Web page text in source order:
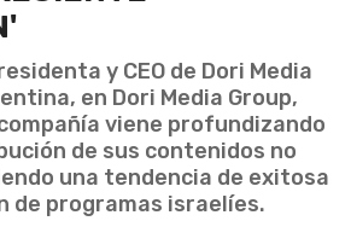
y CEO de Dori Media
en Dori Media Group,
viene profundizando
de sus contenidos no
una tendencia de exitosa
de programas israelíes.